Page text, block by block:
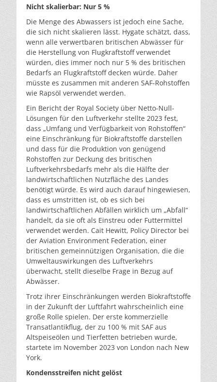
Nicht skalierbar: Nur 5 %
Die Menge des Abwassers ist jedoch eine Sache,
die sich nicht skalieren lässt. Hygate schätzt, dass,
wenn alle verwertbaren britischen Abwässer für
die Herstellung von Flugkraftstoff verwendet
würden, dies immer noch nur 5 % des britischen
Bedarfs an Flugkraftstoff decken würde. Daher
müsste es zusammen mit anderen SAF-Rohstoffen
wie Rapsöl verwendet werden.
Ein Bericht der Royal Society über Netto-Null-
Lösungen für den Luftverkehr stellte 2023 fest,
dass „Umfang und Verfügbarkeit von Rohstoffen“
eine Einschränkung für Biokraftstoffe darstellen
und dass für die Produktion von genügend
Rohstoffen zur Deckung des britischen
Luftverkehrsbedarfs mehr als die Hälfte der
landwirtschaftlichen Nutzfläche des Landes
benötigt würde. Es wird auch darauf hingewiesen,
dass es umstritten ist, ob es sich bei
landwirtschaftlichen Abfällen wirklich um „Abfall“
handelt, da sie oft als Einstreu oder Futtermittel
verwendet werden. Cait Hewitt, Policy Director bei
der Aviation Environment Federation, einer
britischen gemeinnützigen Organisation, die die
Umweltauswirkungen des Luftverkehrs
überwacht, stellt dieselbe Frage in Bezug auf
Abwässer.
Trotz ihrer Einschränkungen werden Biokraftstoffe
in der Zukunft der Luftfahrt wahrscheinlich eine
große Rolle spielen. Der erste kommerzielle
Transatlantikflug, der zu 100 % mit SAF aus
Altspeiseölen und Tierfetten betrieben wurde,
startete im November 2023 von London nach New
York.
Kondensstreifen nicht gelöst